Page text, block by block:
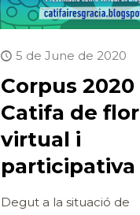
5 de June de 2020
Corpus 2020
Catifa de flor
virtual i
participativa
Degut a la situació de